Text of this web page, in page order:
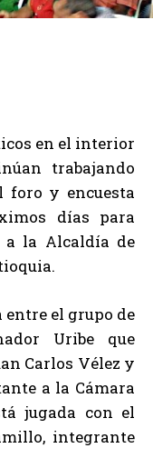
en el interior
trabajando
foro y encuesta
días para
a la Alcaldía de
entre el grupo de
Uribe que
Carlos Vélez y
a la Cámara
jugada con el
integrante